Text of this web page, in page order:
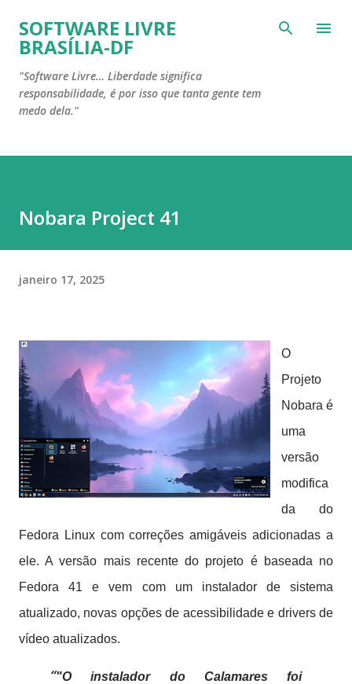
Pular para o conteúdo principal
SOFTWARE LIVRE
BRASÍLIA-DF
"Software Livre… Liberdade significa
responsabilidade, é por isso que tanta gente tem
medo dela."
Nobara Project 41
janeiro 17, 2025
O
Projeto
Nobara é
uma
versão
modifica
da do
Fedora Linux com correções amigáveis ​​adicionadas a
ele.A versão mais recente do projeto é baseada no
Fedora 41 e vem com um instalador de sistema
atualizado, novas opções de acessibilidade e drivers de
vídeo atualizados.
"O instalador do Calamares foi